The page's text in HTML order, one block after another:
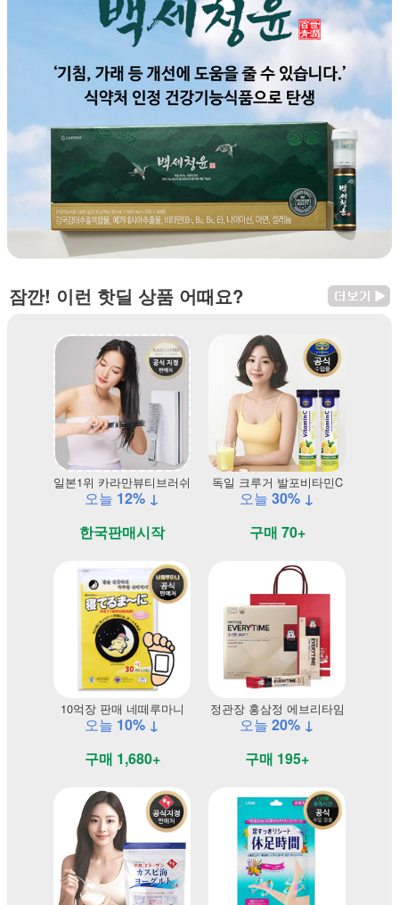
잠깐! 이런 핫딜 상품 어때요?
일본1위 카라만뷰티브러쉬
오늘 12% ↓
한국판매시작
독일 크루거 발포비타민C
오늘 30% ↓
구매 70+
10억장 판매 네떼루마니
오늘 10% ↓
구매 1,680+
정관장 홍삼정 에브리타임
오늘 20% ↓
구매 195+